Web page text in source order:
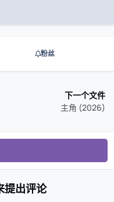
粉丝
下一个文件
主角 (2026)
提出评论